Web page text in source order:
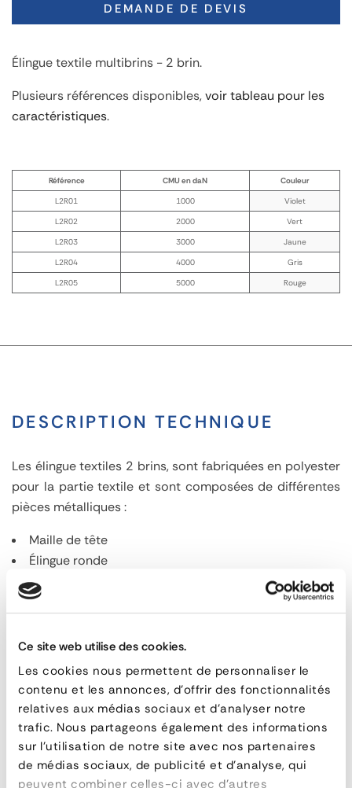
Ce site web utilise des cookies.
Les cookies nous permettent de personnaliser le
contenu et les annonces, d'offrir des fonctionnalités
relatives aux médias sociaux et d'analyser notre
trafic. Nous partageons également des informations
sur l'utilisation de notre site avec nos partenaires
de médias sociaux, de publicité et d'analyse, qui
peuvent combiner celles-ci avec d'autres
DEMANDE DE DEVIS
Élingue textile multibrins - 2 brin.
Plusieurs références disponibles,voir tableau pour les
caractéristiques.
Référence CMU en daN
Couleur
L2R01
1000
Violet
L2R02
2000
Vert
L2R03
3000
Jaune
L2R04
4000
Gris
L2R05
5000 Rouge
DESCRIPTION TECHNIQUE
Les élingue textiles 2 brins, sont fabriquées en polyester
pour la partie textile et sont composées de différentes
pièces métalliques :
Maille de tête
Élingue ronde
Crochets
aux extrémités, au choix entre : crochets à
œil avec linguet de sécurité, crochets à œil à
linguet de sécurité, crochets à émerillon à verrouillage
automatique
Éléments de liaison (
manilles)
Plaquette d'identification
Elles sont fabriquées en conformité avec la norme EN
1492-1.